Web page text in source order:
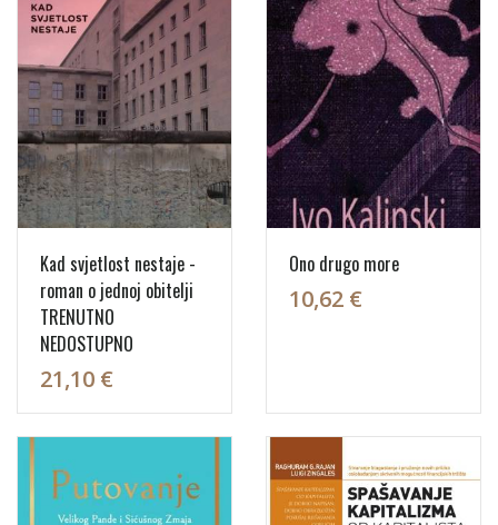
Kad svjetlost nestaje -
roman o jednoj obitelji
TRENUTNO
NEDOSTUPNO
21,10 €
Ono drugo more
10,62 €